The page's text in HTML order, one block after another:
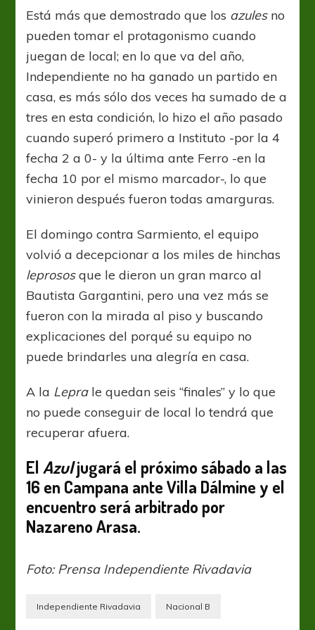
Está más que demostrado que los azulesno
pueden tomar el protagonismo cuando
juegan de local; en lo que va del año,
Independiente no ha ganado un partido en
casa, es más sólo dos veces ha sumado de a
tres en esta condición, lo hizo el año pasado
cuando superó primero a Instituto -por la 4
fecha 2 a 0- y la última ante Ferro -en la
fecha 10 por el mismo marcador-, lo que
vinieron después fueron todas amarguras.
El domingo contra Sarmiento, el equipo
volvió a decepcionar a los miles de hinchas
leprososque le dieron un gran marco al
Bautista Gargantini, pero una vez más se
fueron con la mirada al piso y buscando
explicaciones del porqué su equipo no
puede brindarles una alegría en casa.
A la Leprale quedan seis “finales” y lo que
no puede conseguir de local lo tendrá que
recuperar afuera.
ElAzuljugará el próximo sábado a las
16 en Campana ante Villa Dálmine y el
encuentro será arbitrado por
Nazareno Arasa.
Foto: Prensa Independiente Rivadavia
Independiente Rivadavia Nacional B